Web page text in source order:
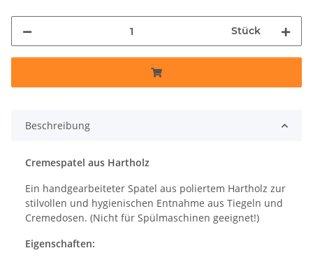
Stück
Beschreibung
Cremespatel aus Hartholz
Ein handgearbeiteter Spatel aus poliertem Hartholz zur
stilvollen und hygienischen Entnahme aus Tiegeln und
Cremedosen. (Nicht für Spülmaschinen geeignet!)
Eigenschaften: